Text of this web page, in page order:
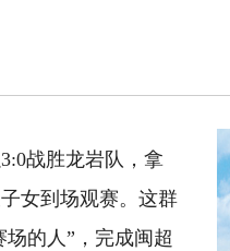
战胜龙岩队，拿
女到场观赛。这群
的人”，完成闽超